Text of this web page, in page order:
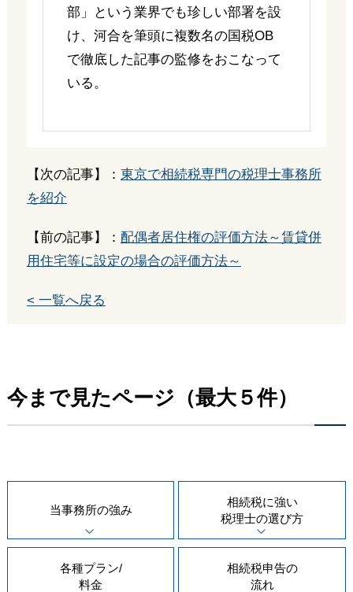
部」という業界でも珍しい部署を設
け、河合を筆頭に複数名の国税OB
で徹底した記事の監修をおこなって
いる。
【次の記事】： 東京で相続税専門の税理士事務所
を紹介
【前の記事】： 配偶者居住権の評価方法～賃貸併
用住宅等に設定の場合の評価方法～
< 一覧へ戻る
今まで見たページ（最大５件）
当事務所の強み
相続税に強い
税理士の選び方
各種プラン/
料金
相続税申告の
流れ